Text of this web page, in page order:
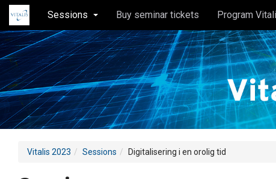
Sessions Buy seminar tickets Program
Vitalis 2023 Sessions Digitalisering i en orolig tid